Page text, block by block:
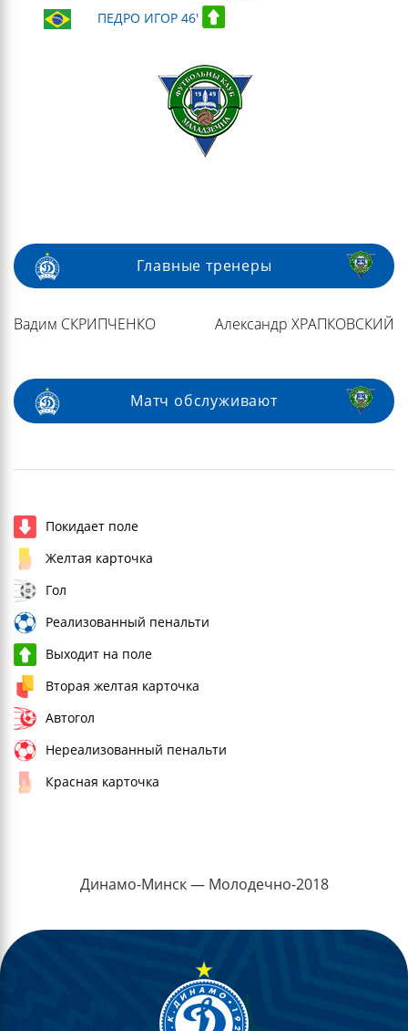
ПЕДРО ИГОР 46'
Главные тренеры
Вадим СКРИПЧЕНКО Александр ХРАПКОВСКИЙ
Матч обслуживают
Покидает поле
Желтая карточка
Гол
Реализованный пенальти
Выходит на поле
Вторая желтая карточка
Автогол
Нереализованный пенальти
Красная карточка
Динамо-Минск — Молодечно-2018